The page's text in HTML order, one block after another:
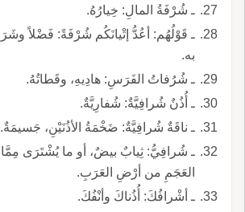
ـ شُرْفَةُ المالِ: خِيارُهُ.
به.
ـ شُرُفاتُ الفَرَسِ: هادِيهِ، وقَطاتُهُ.
ـ أُذُنٌ شُرافِيَّةٌ: شُفارِيَّةٌ.
ـ ناقَةٌ شُرافِيَّةٌ: ضَخْمَةُ الأذُنَيْنِ، جَسيمَةٌ.
العَجَمِ من أرْضِ العَرَبِ.
ـ أشْرافُكَ: أُذُناكَ وأنْفُكَ.